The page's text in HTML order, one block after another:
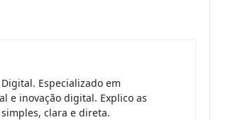
Especializado em
e inovação digital. Explico as
clara e direta.